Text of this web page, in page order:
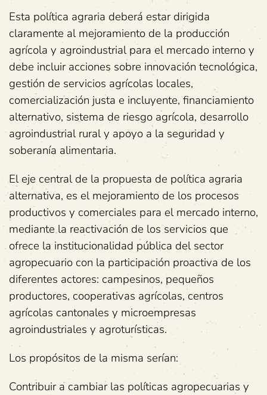
Esta política agraria deberá estar dirigida
claramente al mejoramiento de la producción
agrícola y agroindustrial para el mercado interno y
debe incluir acciones sobre innovación tecnológica,
gestión de servicios agrícolas locales,
comercialización justa e incluyente, financiamiento
alternativo, sistema de riesgo agrícola, desarrollo
agroindustrial rural y apoyo a la seguridad y
soberanía alimentaria.
El eje central de la propuesta de política agraria
alternativa, es el mejoramiento de los procesos
productivos y comerciales para el mercado interno,
mediante la reactivación de los servicios que
ofrece la institucionalidad pública del sector
agropecuario con la participación proactiva de los
diferentes actores: campesinos, pequeños
productores, cooperativas agrícolas, centros
agrícolas cantonales y microempresas
agroindustriales y agroturísticas.
Los propósitos de la misma serían:
Contribuir a cambiar las políticas agropecuarias y